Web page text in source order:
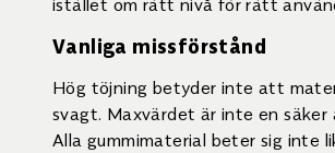
Vanliga missförstånd
Hög töjning betyder inte att
svagt. Maxvärdet är inte en säker
Alla gummimaterial beter sig inte